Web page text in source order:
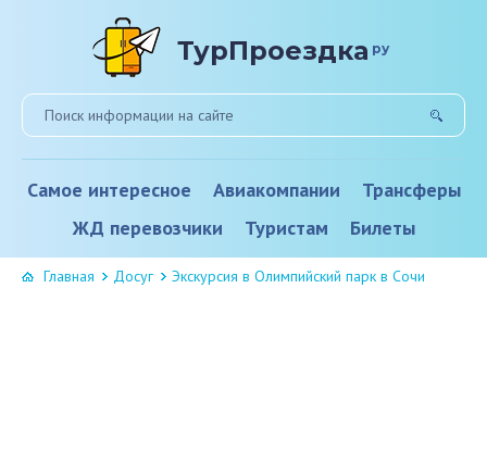
ТурПроездка ру
Самое интересное Авиакомпании
Трансферы
ЖД перевозчики
Туристам Билеты
Главная Досуг Экскурсия в Олимпийский парк в Сочи